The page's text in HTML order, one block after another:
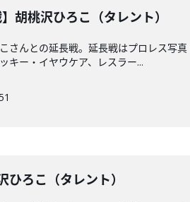
胡桃沢ひろこ（タレント）
さんとの延長戦。延長戦はプロレス写
キー・イヤウケア、レスラー...
ろこ（タレント）